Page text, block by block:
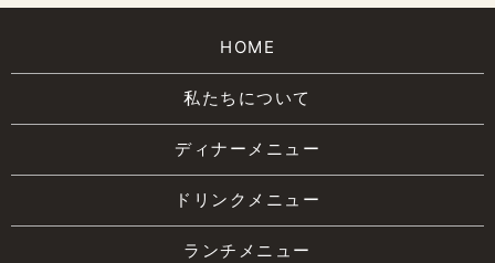
HOME
私たちについて
ディナーメニュー
ドリンクメニュー
ランチメニュー